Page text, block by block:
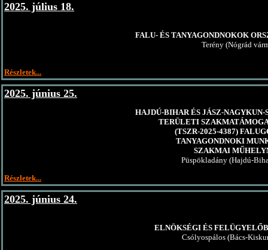
2025. július 18.
FALU- ÉS TANYAGONDNOKOK
Terény (Nógrád
Részletek...
2025. június 25.
HAJDÚ-BIHAR ÉS JÁSZ-
TERÜLETI
(TSZR-2025-4387)
TANYAGONDNOKI
SZAKMAI
Püspökladány (Hajdú-
Részletek...
2025. június 24.
ELNÖKSÉGI ÉS
Csólyospálos (Bács-